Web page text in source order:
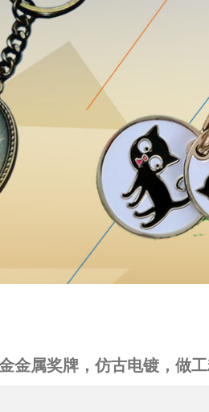
，仿古电镀
金属奖牌，仿古电镀，做